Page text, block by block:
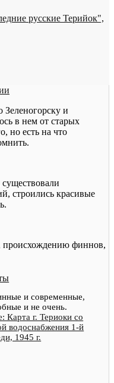
русские Терийок",
Зеленогорску и
в нем от старых
но есть на что
строились красивые
финнов,
и современные,
и не очень.
Карта г. Териоки со
водоснабжения 1-й
1945 г.